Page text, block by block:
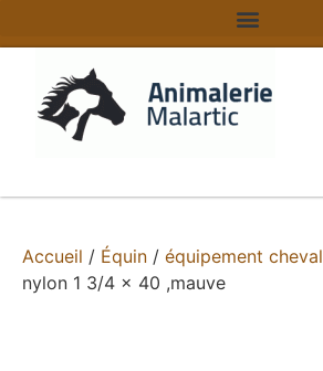
Accueil / Équin / équipement cheval
nylon 1 3/4 x 40 ,mauve